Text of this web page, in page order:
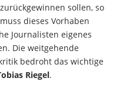
zurückgewinnen sollen, so
muss dieses Vorhaben
Journalisten eigenes
Die weitgehende
bedroht das wichtige
Riegel.